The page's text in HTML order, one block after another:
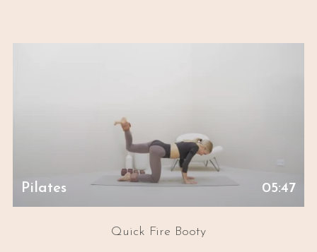
Pilates 05:47
Quick Fire Booty